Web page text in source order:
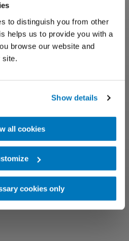
to distinguish you from other
helps us to provide you with a
browse our website and
site.
Show details
all cookies
cookies only